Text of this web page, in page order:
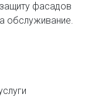
фасадов
обслуживание.